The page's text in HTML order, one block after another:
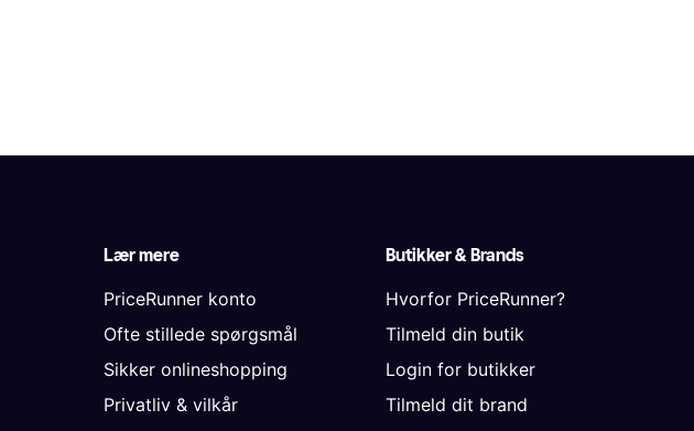
Lær mere
PriceRunner konto
Ofte stillede spørgsmål
Sikker onlineshopping
Privatliv & vilkår
Butikker & Brands
Hvorfor PriceRunner?
Tilmeld din butik
Login for butikker
Tilmeld dit brand